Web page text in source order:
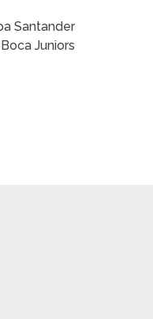
Santander
Juniors